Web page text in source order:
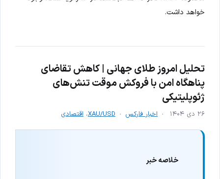
خواهد داشت.
تحلیل امروز طلای جهانی | کاهش تقاضای
پناهگاه امن با فروکش موقت تنش‌های
ژئوپلیتیکی
۲۶ دی ۱۴۰۴ اخبار فارکس XAU/USD، اقتصادی
خلاصه خبر